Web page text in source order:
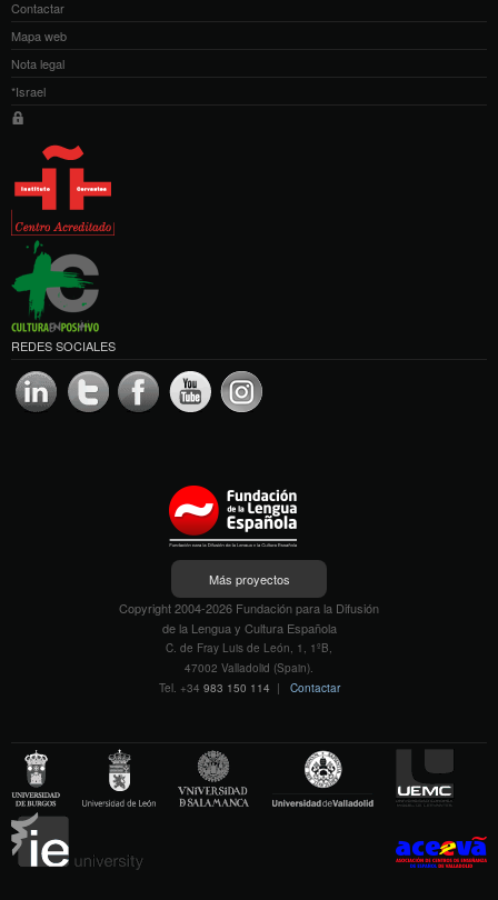
Contactar
Mapa web
Nota legal
*Israel
REDES SOCIALES
Más proyectos
Copyright 2004-2026 Fundación para la Difusión
de la Lengua y Cultura Española
C. de Fray Luis de León, 1, 1ºB,
47002 Valladolid (Spain).
Tel. +34 983 150 114 | Contactar